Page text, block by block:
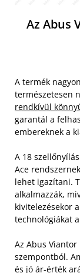
Az Abus
A termék
természetesen
rendkívül
garantál a
embereknek a
A 18
Ace
lehet igazítani.
alkalmazzák,
kivitelezésekor
technológiákat
Az Abus
szempontból.
és jó ár-érték